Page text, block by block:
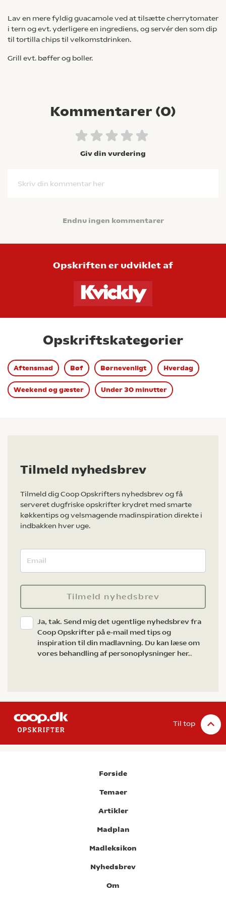
Lav en mere fyldig guacamole ved at tilsætte cherrytomater
i tern og evt. yderligere en ingrediens, og servér den som dip
til tortilla chips til velkomstdrinken.
Grill evt. bøffer og boller.
Kommentarer (0)
Giv din vurdering
Skriv din kommentar her
Endnu ingen kommentarer
Opskriften er udviklet af
Opskriftskategorier
Aftensmad Bøf Børnevenligt Hverdag
Weekend og gæster Under 30 minutter
Tilmeld nyhedsbrev
Tilmeld dig Coop Opskrifters nyhedsbrev og få
serveret dugfriske opskrifter krydret med smarte
køkkentips og velsmagende madinspiration direkte i
indbakken hver uge.
Tilmeld nyhedsbrev
Ja, tak. Send mig det ugentlige nyhedsbrev fra
Coop Opskrifter på e-mail med tips og
inspiration til din madlavning. Du kan læse om
vores behandling af personoplysninger her..
Til top
Forside
Temaer
Artikler
Madplan
Madleksikon
Nyhedsbrev
Om